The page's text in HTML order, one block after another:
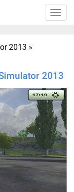
Toggle
2013 »
2013